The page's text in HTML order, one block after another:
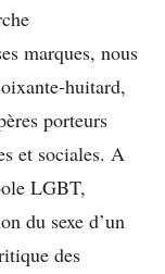
marques, nous
huitard,
porteurs
et sociales. A
LGBT,
du sexe d’un
des